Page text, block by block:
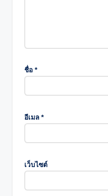
ชื่อ *
อีเมล *
เว็บไซต์